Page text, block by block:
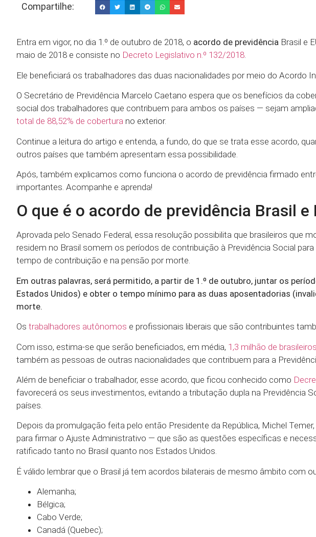
Compartilhe:
Entra em vigor, no dia 1.º de outubro de 2018, o acordo de previdência Brasil e
maio de 2018 e consiste no Decreto Legislativo n.º 132/2018.
Ele beneficiará os trabalhadores das duas nacionalidades por meio do Acordo
O Secretário de Previdência Marcelo Caetano espera que os benefícios da
social dos trabalhadores que contribuem para ambos os países — sejam
total de 88,52% de cobertura no exterior.
Continue a leitura do artigo e entenda, a fundo, do que se trata esse acordo,
outros países que também apresentam essa possibilidade.
Após, também explicamos como funciona o acordo de previdência firmado
importantes. Acompanhe e aprenda!
O que é o acordo de previdência Brasil e
Aprovada pelo Senado Federal, essa resolução possibilita que brasileiros que
residem no Brasil somem os períodos de contribuição à Previdência Social para
tempo de contribuição e na pensão por morte.
Em outras palavras, será permitido, a partir de 1.º de outubro, juntar os
Estados Unidos) e obter o tempo mínimo para as duas aposentadorias
morte.
Os trabalhadores autônomos e profissionais liberais que são contribuintes
Com isso, estima-se que serão beneficiados, em média, 1,3 milhão de
também as pessoas de outras nacionalidades que contribuem para a
Além de beneficiar o trabalhador, esse acordo, que ficou conhecido como
favorecerá os seus investimentos, evitando a tributação dupla na Previdência
países.
Depois da promulgação feita pelo então Presidente da República, Michel
para firmar o Ajuste Administrativo — que são as questões específicas e
ratificado tanto no Brasil quanto nos Estados Unidos.
É válido lembrar que o Brasil já tem acordos bilaterais de mesmo âmbito com
Alemanha;
Bélgica;
Cabo Verde;
Canadá (Quebec);